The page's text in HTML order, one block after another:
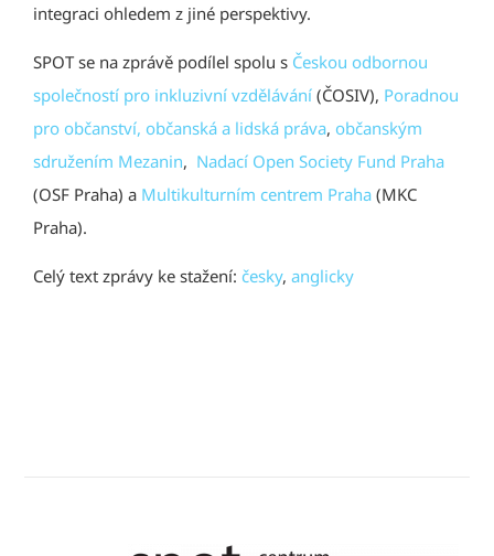
integraci ohledem z jiné perspektivy.
SPOT se na zprávě podílel spolu s Českou odbornou
společností pro inkluzivní vzdělávání (ČOSIV), Poradnou
pro občanství, občanská a lidská práva, občanským
sdružením Mezanin, Nadací Open Society Fund Praha
(OSF Praha) a Multikulturním centrem Praha (MKC
Praha).
Celý text zprávy ke stažení: česky, anglicky